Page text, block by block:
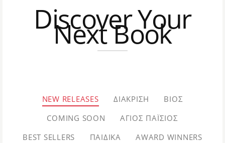
Discover Your
Next Book
NEW RELEASES ΔΙΆΚΡΙΣΗ
ΒΊΟΣ
COMING SOON
ΆΓΙΟΣ ΠΑΪ́ΣΙΟΣ
BEST SELLERS
ΠΑΙΔΙΚΆ
AWARD WINNERS